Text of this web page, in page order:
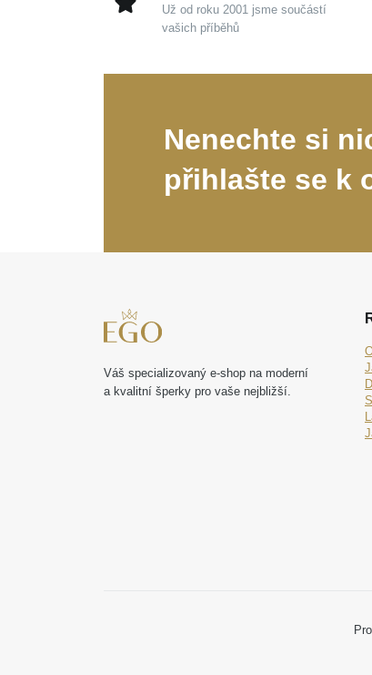
Už od roku 2001 jsme součástí
vašich příběhů
Nenechte si
přihlašte se k
Váš specializovaný e-shop na moderní
a kvalitní šperky pro vaše nejbližší.